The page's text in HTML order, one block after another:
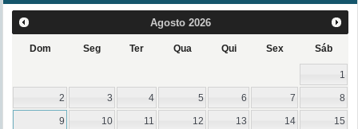
Agosto 2026
Dom Seg Ter Qua Qui Sex Sáb
1
2 3 4 5 6 7 8
9 10 11 12 13 14 15